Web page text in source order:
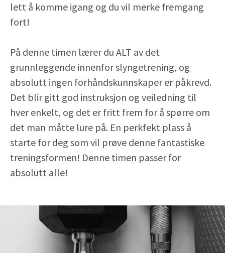
lett å komme igang og du vil merke fremgang
fort!
På denne timen lærer du ALT av det
grunnleggende innenfor slyngetrening, og
absolutt ingen forhåndskunnskaper er påkrevd.
Det blir gitt god instruksjon og veiledning til
hver enkelt, og det er fritt frem for å spørre om
det man måtte lure på. En perkfekt plass å
starte for deg som vil prøve denne fantastiske
treningsformen! Denne timen passer for
absolutt alle!